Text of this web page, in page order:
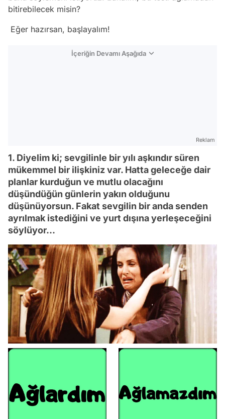
bitirebilecek misin?
Eğer hazırsan, başlayalım!
İçeriğin Devamı Aşağıda
Reklam
1. Diyelim ki; sevgilinle bir yılı aşkındır süren
mükemmel bir ilişkiniz var. Hatta geleceğe dair
planlar kurduğun ve mutlu olacağını
düşündüğün günlerin yakın olduğunu
düşünüyorsun. Fakat sevgilin bir anda senden
ayrılmak istediğini ve yurt dışına yerleşeceğini
söylüyor...